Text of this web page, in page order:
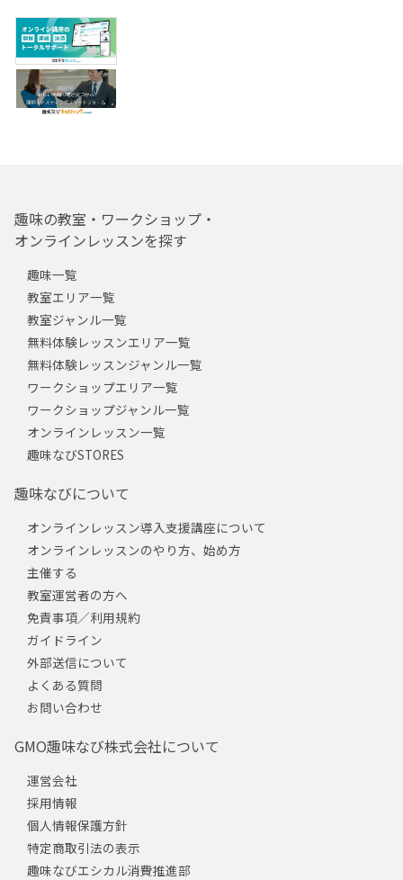
趣味の教室・ワークショップ・
オンラインレッスンを探す
趣味一覧
教室エリア一覧
教室ジャンル一覧
無料体験レッスンエリア一覧
無料体験レッスンジャンル一覧
ワークショップエリア一覧
ワークショップジャンル一覧
オンラインレッスン一覧
趣味なびSTORES
趣味なびについて
オンラインレッスン導入支援講座について
オンラインレッスンのやり方、始め方
主催する
教室運営者の方へ
免責事項／利用規約
ガイドライン
外部送信について
よくある質問
お問い合わせ
GMO趣味なび株式会社について
運営会社
採用情報
個人情報保護方針
特定商取引法の表示
趣味なびエシカル消費推進部